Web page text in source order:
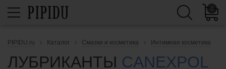
0
PIPIDU.ru Каталог Смазки и косметика Интимная косметика
ЛУБРИКАНТЫ CANEXPOL